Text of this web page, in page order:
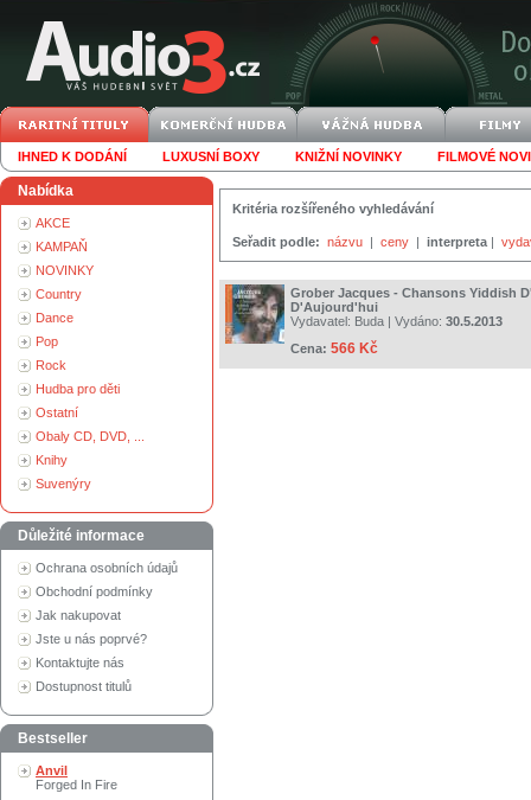
IHNED K DODÁNÍ LUXUSNÍ BOXY KNIŽNÍ NOVINKY FILMOVÉ
Nabídka
AKCE
KAMPAŇ
NOVINKY
Country
Dance
Pop
Rock
Hudba pro děti
Ostatní
Obaly CD, DVD, ...
Knihy
Suvenýry
Důležité informace
Ochrana osobních údajů
Obchodní podmínky
Jak nakupovat
Jste u nás poprvé?
Kontaktujte nás
Dostupnost titulů
Bestseller
Anvil
Forged In Fire
Kritéria rozšířeného vyhledávání
Seřadit podle: názvu | ceny | interpreta |
Grober Jacques - Chansons Yiddish
D'Aujourd'hui
Vydavatel: Buda | Vydáno: 30.5.2013
Cena: 566 Kč